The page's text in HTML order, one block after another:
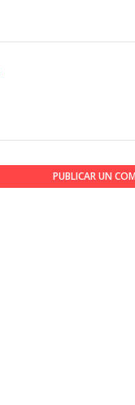
PUBLICAR UN